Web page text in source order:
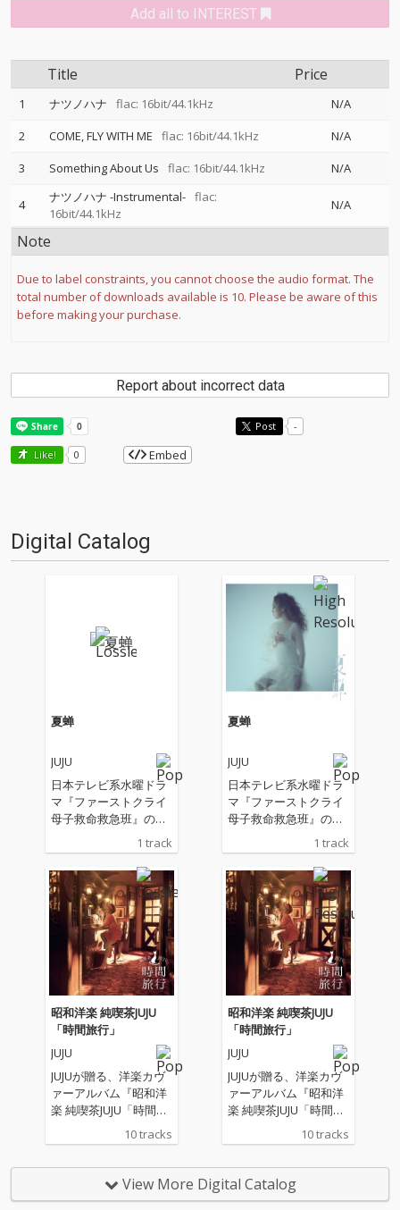
Add all to INTEREST
Title Price
1 ナツノハナ flac: 16bit/44.1kHz
N/A
2
COME, FLY WITH ME flac: 16bit/44.1kHz
N/A
3
Something About Us flac: 16bit/44.1kHz N/A
4 ナツノハナ -Instrumental- flac:
16bit/44.1kHz
N/A
Note
Due to label constraints, you cannot choose the audio format. The
total number of downloads available is 10. Please be aware of this
before making your purchase.
Report about incorrect data
Post -
Like! 0 Embed
Digital Catalog
夏蝉
JUJU
日本テレビ系水曜ドラ
マ『ファーストクライ
母子救命救急班』の主
1 track
夏蝉
JUJU
日本テレビ系水曜ドラ
マ『ファーストクライ
母子救命救急班』の主
1 track
昭和洋楽 純喫茶JUJU
「時間旅行」
JUJU
JUJUが贈る、洋楽カヴ
ァーアルバム『昭和洋
楽 純喫茶JUJU「時間旅
行」』。 “昭和の時代
に日本で愛された洋
正隆プロデュースのも
と、 誰もが心に残る名
10 tracks
昭和洋楽 純喫茶JUJU
「時間旅行」
JUJU
JUJUが贈る、洋楽カヴ
ァーアルバム『昭和洋
楽 純喫茶JUJU「時間旅
行」』。 “昭和の時代
に日本で愛された洋
正隆プロデュースのも
と、 誰もが心に残る名
10 tracks
View More Digital Catalog